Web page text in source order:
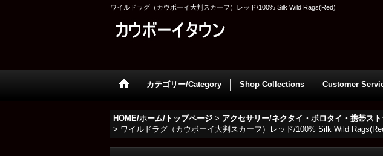
ワイルドラグ（カウボーイ大判スカーフ）レッド/100% Silk Wild Rags(Red)
カテゴリー/Category Shop Collections Customer
HOME/ホーム/トップページ > アクセサリー/ネクタイ・ボロタイ・携帯ス
> ワイルドラグ（カウボーイ大判スカーフ）レッド/100% Silk Wild